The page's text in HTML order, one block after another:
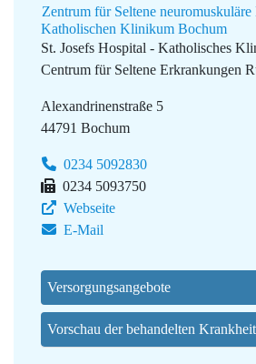
Zentrum für Seltene
Katholischen Klinikum Bochum
St. Josefs Hospital - Katholisches
Centrum für Seltene Erkrankungen
Alexandrinenstraße 5
44791 Bochum
0234 5092830
0234 5093750
Webseite
E-Mail
Versorgungsangebote
Vorschau der behandelten